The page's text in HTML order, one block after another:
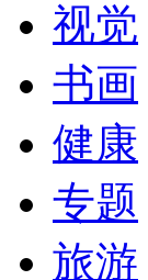
视觉
书画
健康
专题
旅游